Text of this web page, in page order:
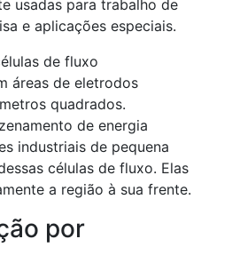
usadas para trabalho de
e aplicações especiais.
de fluxo
áreas de eletrodos
quadrados.
de energia
industriais de pequena
células de fluxo. Elas
a região à sua frente.
por